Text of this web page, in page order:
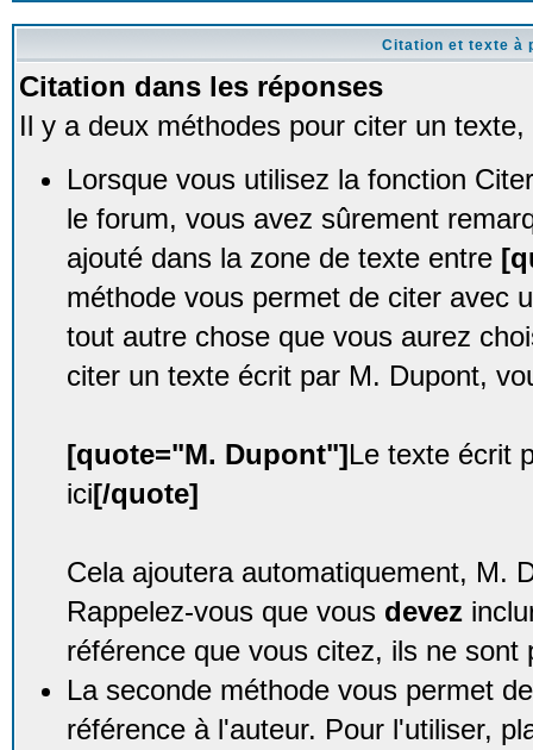
Citation et texte à
Citation dans les réponses
Il y a deux méthodes pour citer un
Lorsque vous utilisez la fonction
le forum, vous avez sûrement
ajouté dans la zone de texte entre
méthode vous permet de citer avec
tout autre chose que vous aurez
citer un texte écrit par M. Dupont,
[quote="M. Dupont"]Le texte écrit
ici[/quote]
Cela ajoutera automatiquement, M.
Rappelez-vous que vous devez
référence que vous citez, ils ne sont
La seconde méthode vous permet
référence à l'auteur. Pour l'utiliser,